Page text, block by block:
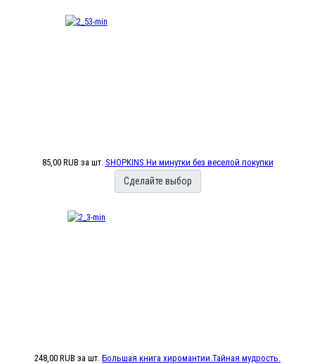
85,00 RUB за шт. SHOPKINS.Ни минутки без веселой покупки
Сделайте выбор
248,00 RUB за шт. Большая книга хиромантии.Тайная мудрость.